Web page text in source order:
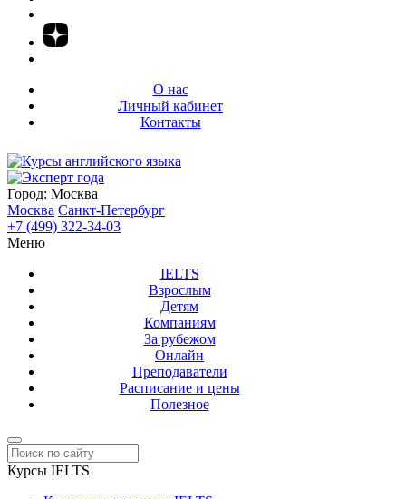
О нас
Личный кабинет
Контакты
Город: Москва
Москва Санкт-Петербург
+7 (499) 322-34-03
Меню
IELTS
Взрослым
Детям
Компаниям
За рубежом
Онлайн
Преподаватели
Расписание и цены
Полезное
Курсы IELTS